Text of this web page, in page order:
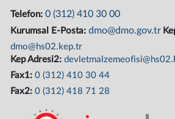
Telefon:0 (312) 410 30 00
Kurumsal E-Posta:dmo@dmo.gov.tr
dmo@hs02.kep.tr
Kep Adresi2:
Fax1:0 (312) 410 30 44
Fax2:0 (312) 418 71 28